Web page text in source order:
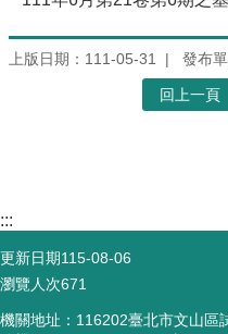
上版日期：111-05-31 發布
回上一頁
:::
更新日期115-08-06
瀏覽人次671
機關地址：116202臺北市文山區